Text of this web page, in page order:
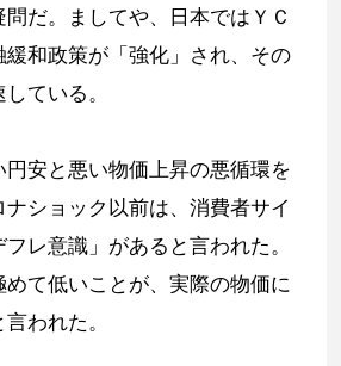
問だ。ましてや、日本ではＹＣ
緩和政策が「強化」され、その
ている。
円安と悪い物価上昇の悪循環を
ショック以前は、消費者サイ
レ意識」があると言われた。
て低いことが、実際の物価に
われた。